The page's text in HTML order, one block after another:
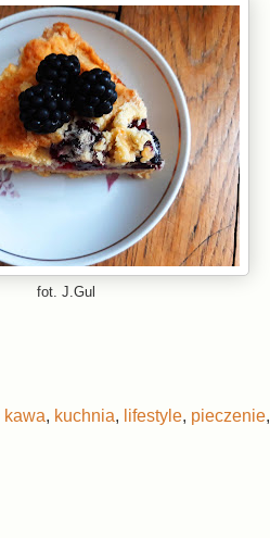
fot. J.Gul
kawa, kuchnia, lifestyle, pieczenie,